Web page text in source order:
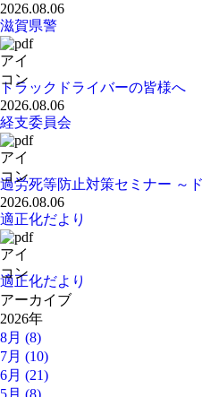
2026.08.06
滋賀県警
トラックドライバーの皆様へ
2026.08.06
経支委員会
過労死等防止対策セミナー ～
2026.08.06
適正化だより
適正化だより
アーカイブ
2026年
8月 (8)
7月 (10)
6月 (21)
5月 (8)